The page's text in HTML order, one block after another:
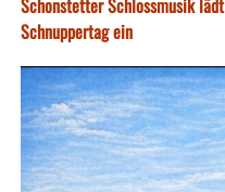
Schnuppertag ein